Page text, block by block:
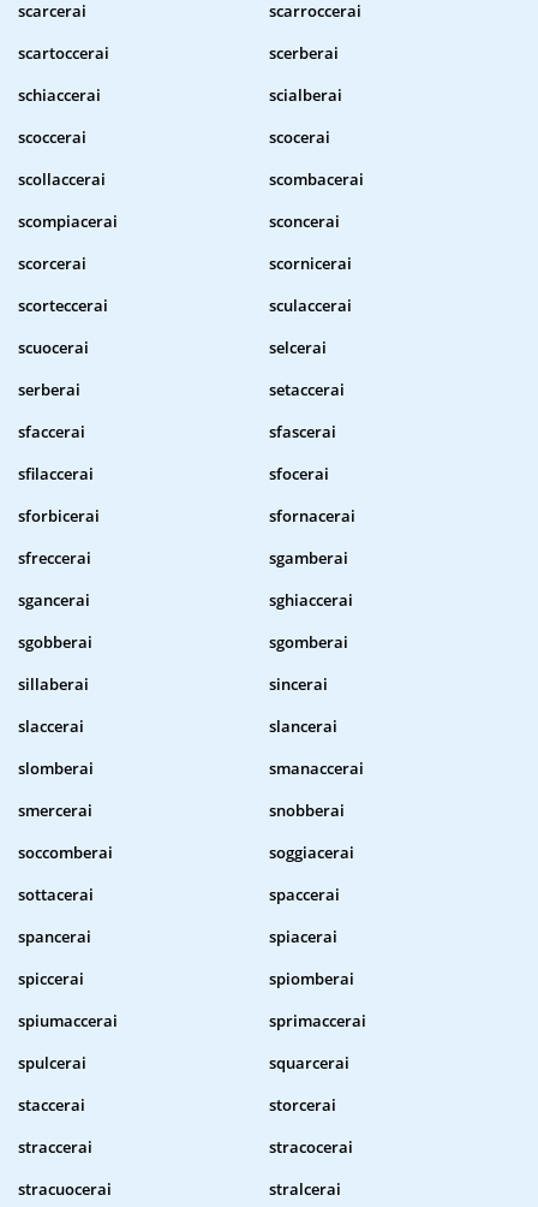
scarcerai
scarroccerai
scartoccerai
scerberai
schiaccerai
scialberai
scoccerai
scocerai
scollaccerai
scombacerai
scompiacerai
sconcerai
scorcerai
scornicerai
scorteccerai
sculaccerai
scuocerai
selcerai
serberai
setaccerai
sfaccerai
sfascerai
sfilaccerai
sfocerai
sforbicerai
sfornacerai
sfreccerai
sgamberai
sgancerai
sghiaccerai
sgobberai
sgomberai
sillaberai
sincerai
slaccerai
slancerai
slomberai
smanaccerai
smercerai
snobberai
soccomberai
soggiacerai
sottacerai
spaccerai
spancerai
spiacerai
spiccerai
spiomberai
spiumaccerai
sprimaccerai
spulcerai
squarcerai
staccerai
storcerai
straccerai
stracocerai
stracuocerai
stralcerai